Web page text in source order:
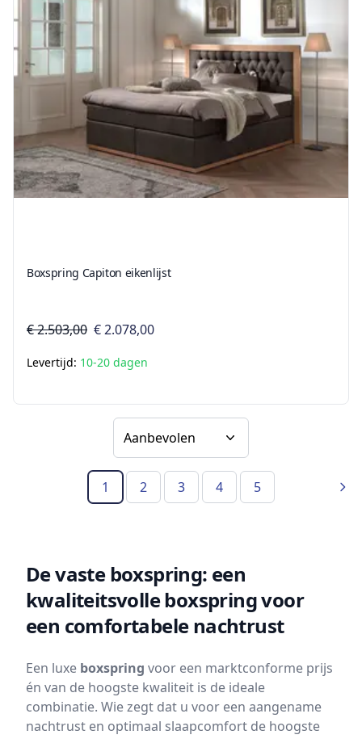
Boxspring Capiton eikenlijst
€ 2.503,00 € 2.078,00
Levertijd: 10-20 dagen
Sorteer op
1(Huidige pagina)
2 3 4 5
De vaste boxspring: een
kwaliteitsvolle boxspring voor
een comfortabele nachtrust
Een luxe boxspring voor een marktconforme prijs
én van de hoogste kwaliteit is de ideale
combinatie. Wie zegt dat u voor een aangename
nachtrust en optimaal slaapcomfort de hoogste